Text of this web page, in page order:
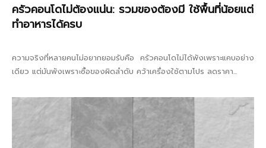
ครัวคอนโดไม่ต้องแน่น: รวมของต้องมี ใช้พื้นที่น้อยแต่
ทำอาหารได้ครบ
ความจริงที่หลายคนไม่อยากยอมรับคือ ครัวคอนโดไม่ได้พังเพราะแคบอย่าง
เดียว แต่มันพังเพราะซื้อของผิดลำดับ คว้าเครื่องใช้ตามโปร ลดราคา...